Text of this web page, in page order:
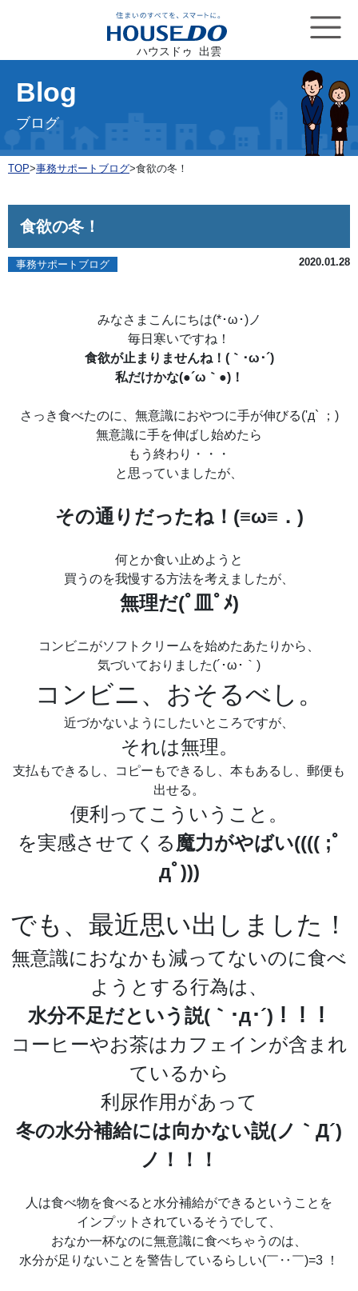
ハウスドゥ 出雲
Blog
ブログ
TOP>事務サポートブログ>食欲の冬！
食欲の冬！
事務サポートブログ 2020.01.28
みなさまこんにちは(*･ω･)ノ
毎日寒いですね！
食欲が止まりませんね！(｀･ω･´)
私だけかな(●´ω｀●)！
さっき食べたのに、無意識におやつに手が伸びる('д` ；)
無意識に手を伸ばし始めたら
もう終わり・・・
と思っていましたが、
その通りだったね！(≡ω≡．)
何とか食い止めようと
買うのを我慢する方法を考えましたが、
無理だ(ﾟ皿ﾟﾒ)
コンビニがソフトクリームを始めたあたりから、
気づいておりました(´･ω･｀)
コンビニ、おそるべし。
近づかないようにしたいところですが、
それは無理。
支払もできるし、コピーもできるし、本もあるし、郵便も
出せる。
便利ってこういうこと。
を実感させてくる魔力がやばい(((( ;ﾟ
дﾟ)))
でも、最近思い出しました！
無意識におなかも減ってないのに食べ
ようとする行為は、
水分不足だという説(｀･д･´)！！！
コーヒーやお茶はカフェインが含まれ
ているから
利尿作用があって
冬の水分補給には向かない説(ノ｀Д´)
ノ！！！
人は食べ物を食べると水分補給ができるということを
インプットされているそうでして、
おなか一杯なのに無意識に食べちゃうのは、
水分が足りないことを警告しているらしい(￣‥￣)=3 ！